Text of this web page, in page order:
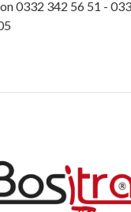
0332 342 56 51 -